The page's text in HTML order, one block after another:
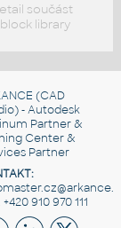
součást
library
(CAD
- Autodesk
Partner &
Center &
Partner
910 970 111